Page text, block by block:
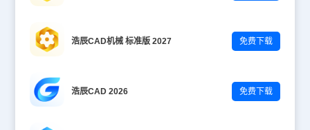
浩辰CAD机械 标准版 2027 免费下载
浩辰CAD 2026 免费下载